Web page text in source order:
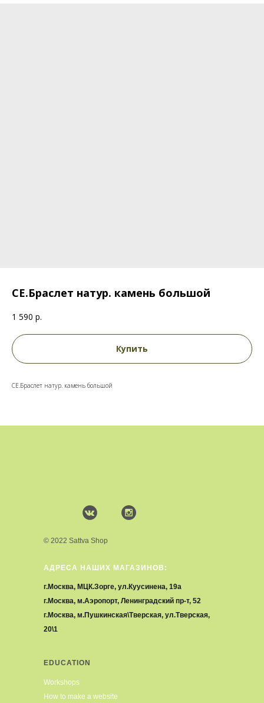
СЕ.Браслет натур. камень большой
1 590 р.
Купить
СЕ.Браслет натур. камень большой
АДРЕСА НАШИХ МАГАЗИНОВ:
г.Москва, МЦК.Зорге, ул.Куусинена, 19а
г.Москва, м.Аэропорт, Ленинградский пр-т, 52
г.Москва, м.Пушкинская\Тверская, ул.Тверская,
20\1
EDUCATION
Workshops
How to make a website
© 2022 Sattva Shop